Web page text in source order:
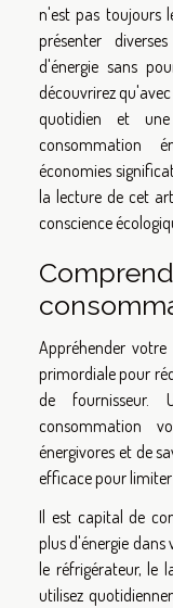
n'est pas toujours
présenter
d'énergie sans
découvrirez
quotidien et
consommation
économies
la lecture de cet
conscience
Appréhender
primordiale pour
de fournisseur.
consommation
énergivores et de
efficace pour
Il est capital de
plus d'énergie dans
le réfrigérateur, le
utilisez